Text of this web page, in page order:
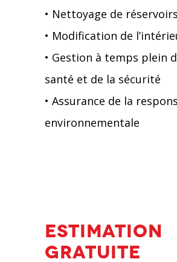
• Nettoyage de réservoirs
• Modification de
• Gestion à temps plein
santé et de la sécurité
• Assurance de la
environnementale
ESTIMATION
GRATUITE